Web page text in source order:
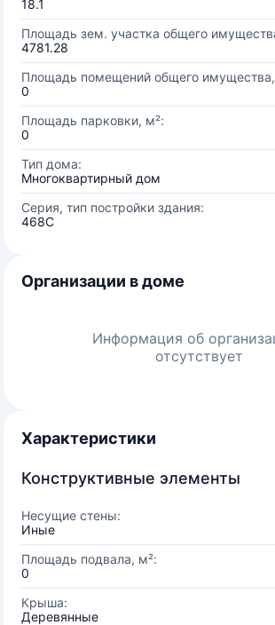
18.1
Площадь зем. участка общего
4781.28
Площадь помещений общего
0
Площадь парковки, м²:
0
Тип дома:
Многоквартирный дом
Серия, тип постройки здания:
468С
Организации в доме
Информация об
отсутствует
Характеристики
Конструктивные элементы
Несущие стены:
Иные
Площадь подвала, м²:
0
Крыша:
Деревянные